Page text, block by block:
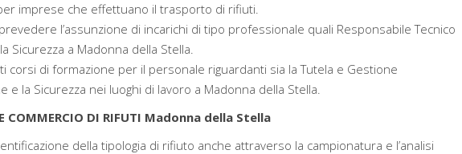
imprese che effettuano il trasporto di rifiuti.
l’assunzione di incarichi di tipo professionale quali Responsabile Tecnico
Sicurezza a Madonna della Stella.
corsi di formazione per il personale riguardanti sia la Tutela e Gestione
e la Sicurezza nei luoghi di lavoro a Madonna della Stella.
COMMERCIO DI RIFUTI Madonna della Stella
della tipologia di rifiuto anche attraverso la campionatura e l’analisi